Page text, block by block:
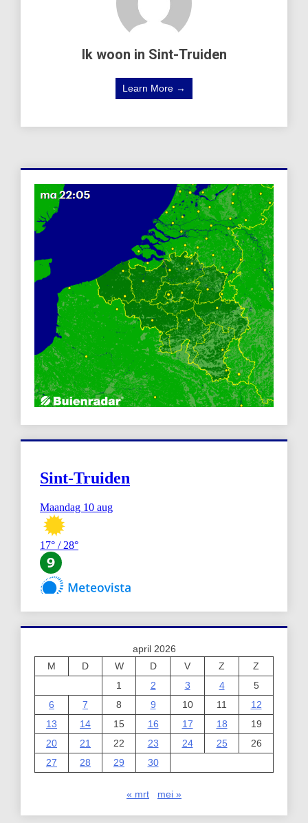
Ik woon in Sint-Truiden
Learn More →
april 2026
M
D W D V Z
Z
1
2 3 4
5
6
7 8 9 10 11
12
13
14 15 16 17 18
19
20
21 22 23 24 25
26
27
28 29 30
« mrt mei »